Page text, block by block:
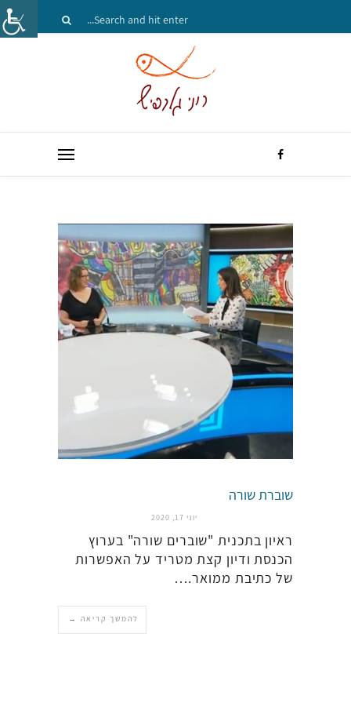
שוברת שורה
יוני 17, 2020
ראיון בתכנית "שוברים שורה" בערוץ
הכנסת ודיון קצת מטריד על האפשרות
של כתיבת ממואר.…
להמשך קריאה →